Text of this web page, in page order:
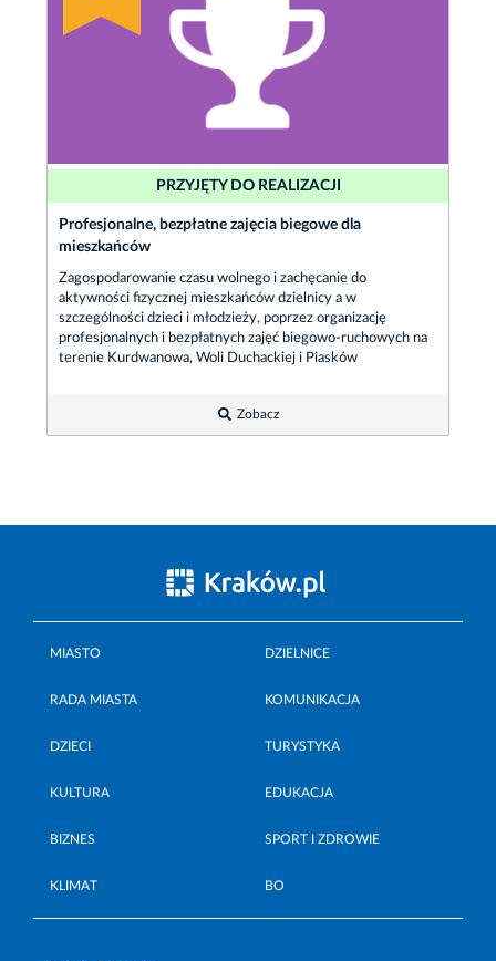
PRZYJĘTY DO REALIZACJI
Profesjonalne, bezpłatne zajęcia biegowe dla
mieszkańców
Zagospodarowanie czasu wolnego i zachęcanie do
aktywności fizycznej mieszkańców dzielnicy a w
szczególności dzieci i młodzieży, poprzez organizację
profesjonalnych i bezpłatnych zajęć biegowo-ruchowych na
terenie Kurdwanowa, Woli Duchackiej i Piasków
Zobacz
MIASTO DZIELNICE
RADA MIASTA KOMUNIKACJA
DZIECI TURYSTYKA
KULTURA EDUKACJA
BIZNES SPORT I ZDROWIE
KLIMAT BO